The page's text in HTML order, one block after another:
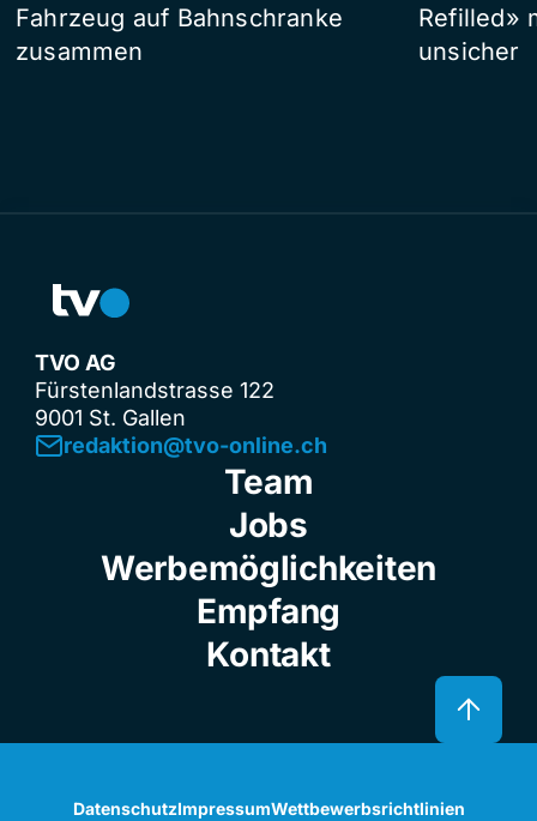
Fahrzeug auf Bahnschranke
zusammen
Refilled»
unsicher
TVO AG
Fürstenlandstrasse 122
9001 St. Gallen
redaktion@tvo-online.ch
Team
Jobs
Werbemöglichkeiten
Empfang
Kontakt
DatenschutzImpressumWettbewerbsrichtlinien